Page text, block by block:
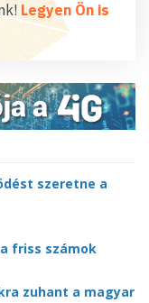
Legyen Ön is
szeretne a
friss számok
zuhant a magyar